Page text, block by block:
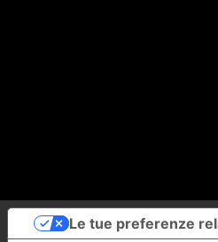
Le tue preferenze